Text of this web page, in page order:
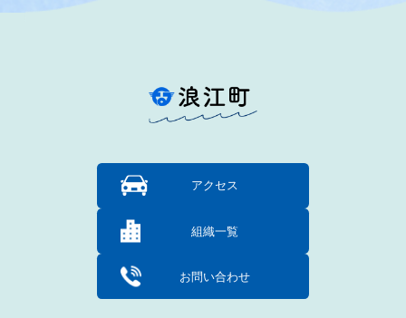
アクセス
組織一覧
お問い合わせ